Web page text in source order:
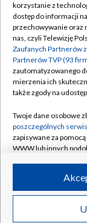
Abonament
Emisja w TVP
Centrum
Naziemna
Rada
System NOS
Informacje o
Program dla
©2026
korzystanie z
dostęp do informacji
przechowywanie oraz
nas, czyli Telewizję
Zaufanych Partnerów
Partnerów TVP (93
zautomatyzowanego
mierzenia ich
także zgody na
Twoje dane osobowe
poszczególnych
zapisywane za
WWW lub innych
ruchu w Internecie.
Twoje dane osobowe
poszczególnych